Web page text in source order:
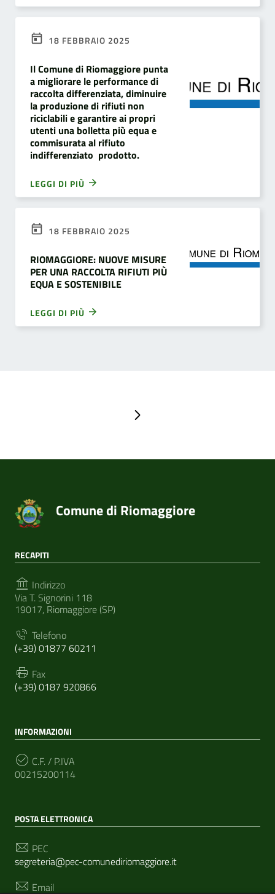
18 FEBBRAIO 2025
Il Comune di Riomaggiore punta
a migliorare le performance di
raccolta differenziata, diminuire
la produzione di rifiuti non
riciclabili e garantire ai propri
utenti una bolletta più equa e
commisurata al rifiuto
indifferenziato prodotto.
LEGGI DI PIÙ
18 FEBBRAIO 2025
RIOMAGGIORE: NUOVE MISURE
PER UNA RACCOLTA RIFIUTI PIÙ
EQUA E SOSTENIBILE
LEGGI DI PIÙ
Comune di Riomaggiore
RECAPITI
Indirizzo
Via T. Signorini 118
19017, Riomaggiore (SP)
Telefono
(+39) 01877 60211
Fax
(+39) 0187 920866
INFORMAZIONI
C.F. / P.IVA
00215200114
POSTA ELETTRONICA
PEC
segreteria@pec-comunediriomaggiore.it
Email